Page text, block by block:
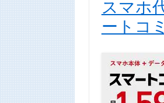
スマホ
ートコ